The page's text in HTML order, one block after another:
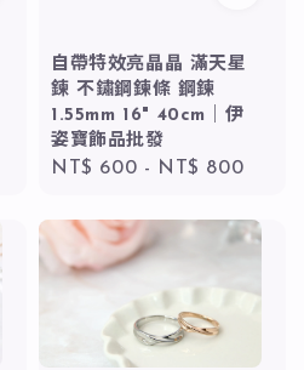
自帶特效亮晶晶 滿天星
鍊 不鏽鋼鍊條 鋼鍊
1.55mm 16" 40cm｜伊
姿寶飾品批發
Regular
NT$ 600 - NT$ 800